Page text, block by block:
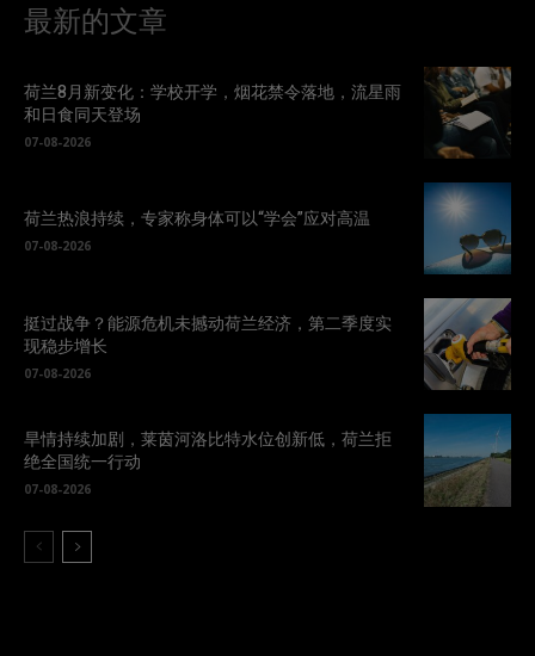
最新的文章
荷兰8月新变化：学校开学，烟花禁令落地，流星雨
和日食同天登场
07-08-2026
荷兰热浪持续，专家称身体可以“学会”应对高温
07-08-2026
挺过战争？能源危机未撼动荷兰经济，第二季度实
现稳步增长
07-08-2026
旱情持续加剧，莱茵河洛比特水位创新低，荷兰拒
绝全国统一行动
07-08-2026